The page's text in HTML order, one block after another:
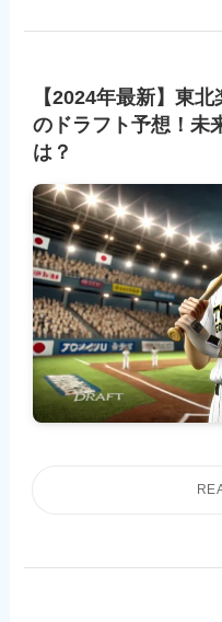
【2024年最新】東
のドラフト予想！未
は？